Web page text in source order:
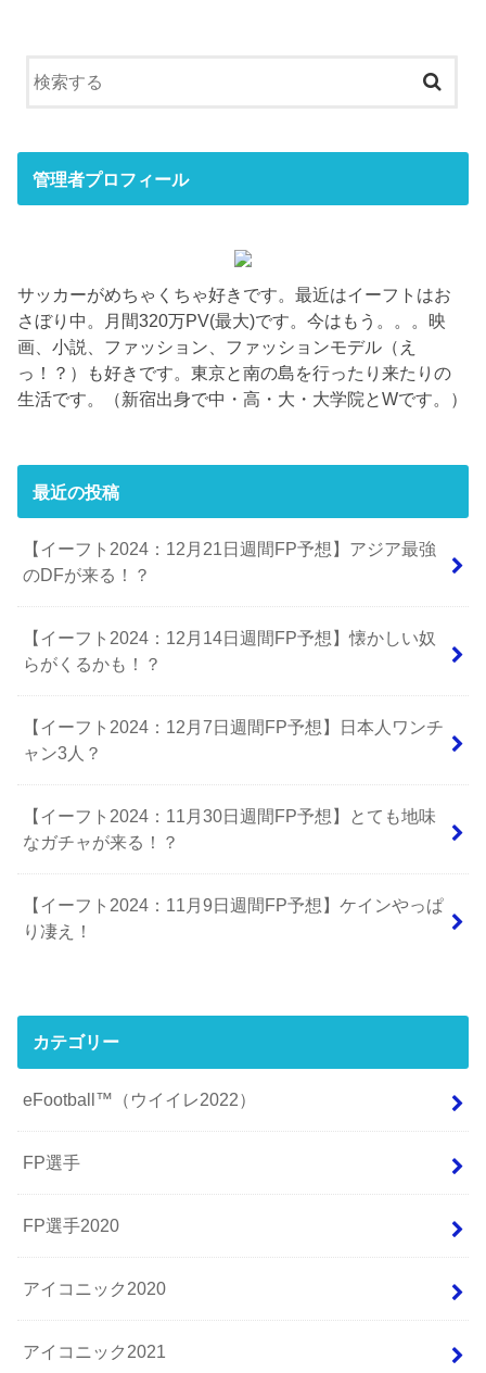
管理者プロフィール
サッカーがめちゃくちゃ好きです。最近はイーフトはお
さぼり中。月間320万PV(最大)です。今はもう。。。映
画、小説、ファッション、ファッションモデル（え
っ！？）も好きです。東京と南の島を行ったり来たりの
生活です。（新宿出身で中・高・大・大学院とWです。）
最近の投稿
【イーフト2024：12月21日週間FP予想】アジア最強
のDFが来る！？
【イーフト2024：12月14日週間FP予想】懐かしい奴
らがくるかも！？
【イーフト2024：12月7日週間FP予想】日本人ワンチ
ャン3人？
【イーフト2024：11月30日週間FP予想】とても地味
なガチャが来る！？
【イーフト2024：11月9日週間FP予想】ケインやっぱ
り凄え！
カテゴリー
eFootball™（ウイイレ2022）
FP選手
FP選手2020
アイコニック2020
アイコニック2021